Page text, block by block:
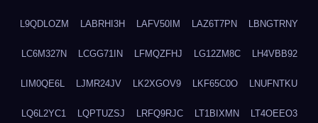
L9QDLOZM LABRHI3H LAFV50IM LAZ6T7PN LBNGTRNY
LC6M327N LCGG71IN LFMQZFHJ LG12ZM8C LH4VBB92
LIM0QE6L LJMR24JV LK2XGOV9 LKF65C0O LNUFNTKU
LQ6L2YC1 LQPTUZSJ LRFQ9RJC LT1BIXMN LT4OEEO3